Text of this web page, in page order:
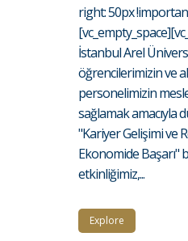
right: 50px
İstanbul Arel
öğrencilerimizin ve
personelimizin
sağlamak amacıyla
"Kariyer Gelişimi ve
Ekonomide Başarı"
etkinliğimiz,...
Explore